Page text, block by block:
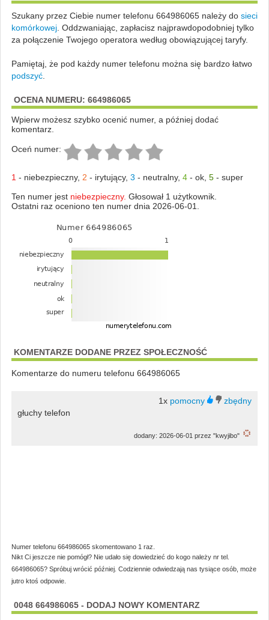
Szukany przez Ciebie numer telefonu 664986065 należy do sieci
komórkowej. Oddzwaniając, zapłacisz najprawdopodobniej tylko
za połączenie Twojego operatora według obowiązującej taryfy.
Pamiętaj, że pod każdy numer telefonu można się bardzo łatwo
podszyć.
OCENA NUMERU: 664986065
Wpierw możesz szybko ocenić numer, a później dodać
komentarz.
Oceń numer:
1 - niebezpieczny, 2 - irytujący, 3 - neutralny, 4- ok, 5- super
Ten numer jest niebezpieczny. Głosował 1 użytkownik.
Ostatni raz oceniono ten numer dnia 2026-06-01.
KOMENTARZE DODANE PRZEZ SPOŁECZNOŚĆ
Komentarze do numeru telefonu 664986065
1x
głuchy telefon
dodany: 2026-06-01 przez "kwyjibo"
Numer telefonu 664986065 skomentowano 1 raz.
Nikt Ci jeszcze nie pomógł? Nie udało się dowiedzieć do kogo należy nr tel.
664986065? Spróbuj wrócić później. Codziennie odwiedzają nas tysiące osób, może
jutro ktoś odpowie.
0048 664986065 - DODAJ NOWY KOMENTARZ